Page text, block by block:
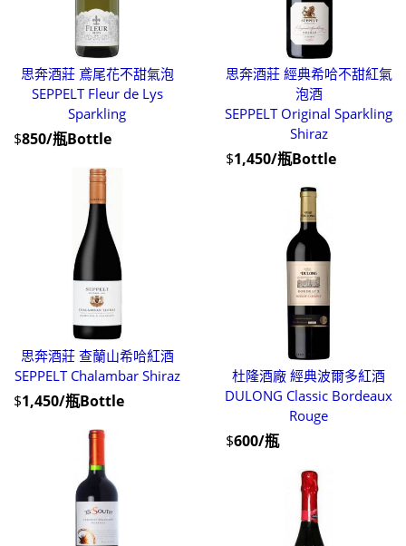
思奔酒莊 鳶尾花不甜氣泡
SEPPELT Fleur de Lys
Sparkling
$850/瓶Bottle
思奔酒莊 經典希哈不甜紅氣
泡酒
SEPPELT Original Sparkling
Shiraz
$1,450/瓶Bottle
思奔酒莊 查蘭山希哈紅酒
SEPPELT Chalambar Shiraz
$1,450/瓶Bottle
杜隆酒廠 經典波爾多紅酒
DULONG Classic Bordeaux
Rouge
$600/瓶